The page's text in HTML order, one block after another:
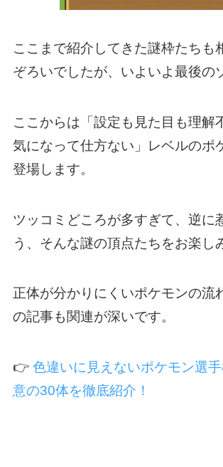
ここまで紹介してきた謎枠たちも
ぞろいでしたが、いよいよ最後の
ここからは「設定も見た目も理解
気になって仕方ない」レベルのポ
登場します。
ツッコミどころが多すぎて、逆に
う、そんな謎の頂点たちをお楽し
正体が分かりにくいポケモンの流
の記事も関連が深いです。
👉 色違いに見えないポケモン選
意の30体を徹底紹介！